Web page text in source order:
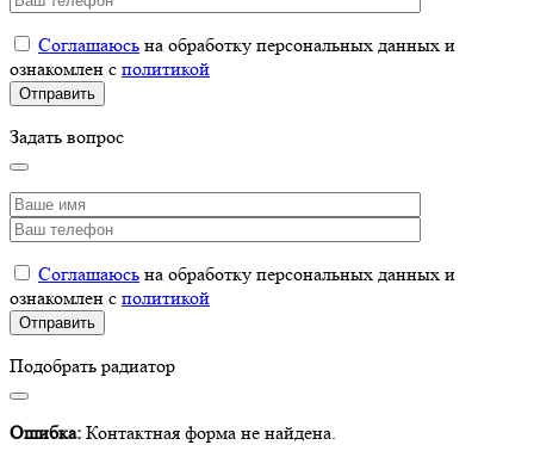
Соглашаюсь на обработку персональных данных и
ознакомлен с политикой
Задать вопрос
Соглашаюсь на обработку персональных данных и
ознакомлен с политикой
Подобрать радиатор
Ошибка: Контактная форма не найдена.